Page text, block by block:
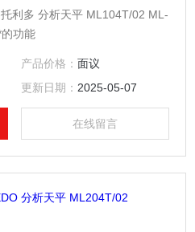
利多 分析天平 ML104T/02 ML-
功能
产品价格： 面议
更新日期： 2025-05-07
在线留言